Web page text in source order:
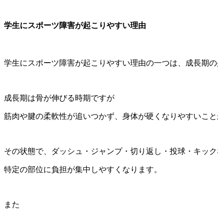
学生にスポーツ障害が起こりやすい理由
学生にスポーツ障害が起こりやすい理由の一つは、成長期の
成長期は骨が伸びる時期ですが
筋肉や腱の柔軟性が追いつかず、身体が硬くなりやすいこと
その状態で、ダッシュ・ジャンプ・切り返し・投球・キッ
特定の部位に負担が集中しやすくなります。
また